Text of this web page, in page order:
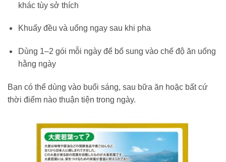
khác tùy sở thích
Khuấy đều và uống ngay sau khi pha
Dùng 1–2 gói mỗi ngày để bổ sung vào chế độ ăn uống
hằng ngày
Bạn có thể dùng vào buổi sáng, sau bữa ăn hoặc bất cứ
thời điểm nào thuận tiện trong ngày.